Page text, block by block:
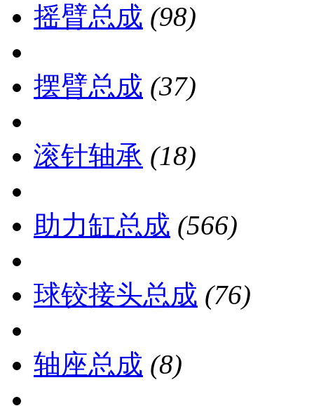
摇臂总成 (98)
摆臂总成 (37)
滚针轴承 (18)
助力缸总成 (566)
球铰接头总成 (76)
轴座总成 (8)